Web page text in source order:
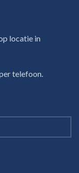
locatie in
telefoon.